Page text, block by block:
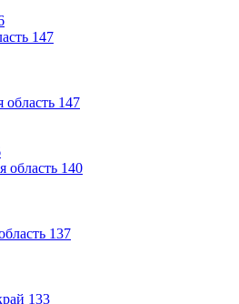
147
область 147
область 140
137
133